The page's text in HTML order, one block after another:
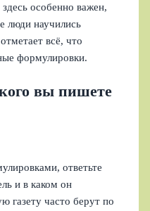
особенно важен,
люди научились
всё, что
формулировки.
вы пишете
ответьте
и в каком он
газету часто берут по